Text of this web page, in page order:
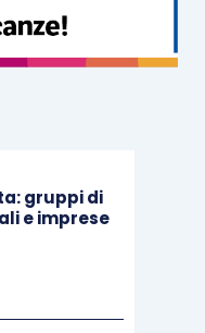
fisiche
certamente dal
il riferimento
99/2004
le società.
riferimento
il contesto nel
gruppi di
e imprese